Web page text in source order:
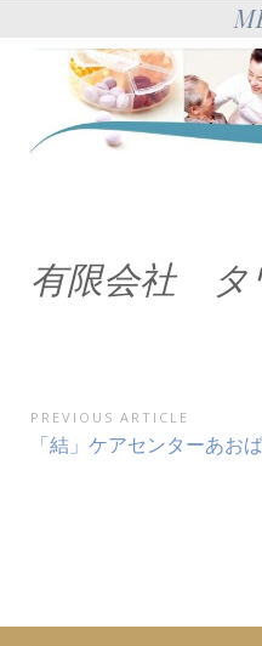
有限会社 タ
投
稿
PREVIOUS ARTICLE
Previous
「結」ケアセンターあおば